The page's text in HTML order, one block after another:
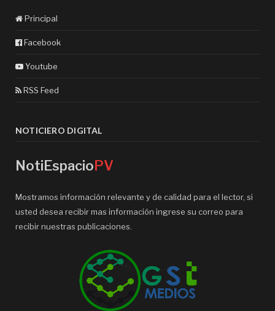
Principal
Facebook
Youtube
RSS Feed
NOTICIERO DIGITAL
NotiEspacioPV
Mostramos información relevante y de calidad para el lector, si
usted desea recibir mas información ingrese su correo para
recibir nuestras publicaciones.